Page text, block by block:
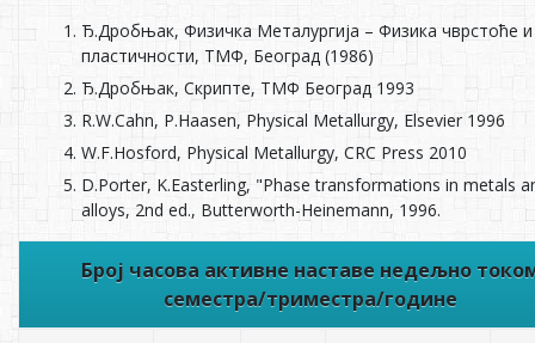
Ђ.Дробњак, Физичка Металургија – Физика чврстоће и
пластичности, ТМФ, Београд (1986)
Ђ.Дробњак, Скрипте, ТМФ Београд 1993
R.W.Cahn, P.Haasen, Physical Metallurgy, Elsevier 1996
W.F.Hosford, Physical Metallurgy, CRC Press 2010
D.Porter, K.Easterling, "Phase transformations in metals
alloys, 2nd ed., Butterworth-Heinemann, 1996.
Број часова активне наставе недељно
семестра/триместра/године